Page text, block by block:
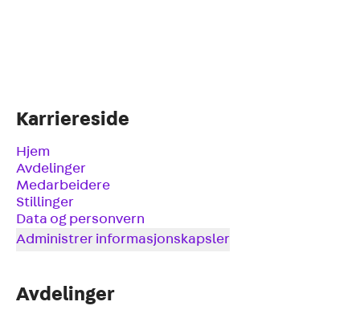
Karriereside
Hjem
Avdelinger
Medarbeidere
Stillinger
Data og personvern
Administrer informasjonskapsler
Avdelinger